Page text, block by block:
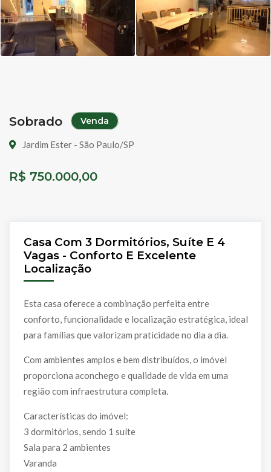
Sobrado Venda
Jardim Ester - São Paulo/SP
R$ 750.000,00
Casa Com 3 Dormitórios, Suíte E 4
Vagas - Conforto E Excelente
Localização
Esta casa oferece a combinação perfeita entre
conforto, funcionalidade e localização estratégica, ideal
para famílias que valorizam praticidade no dia a dia.
Com ambientes amplos e bem distribuídos, o imóvel
proporciona aconchego e qualidade de vida em uma
região com infraestrutura completa.
Características do imóvel:
3 dormitórios, sendo 1 suíte
Sala para 2 ambientes
Varanda